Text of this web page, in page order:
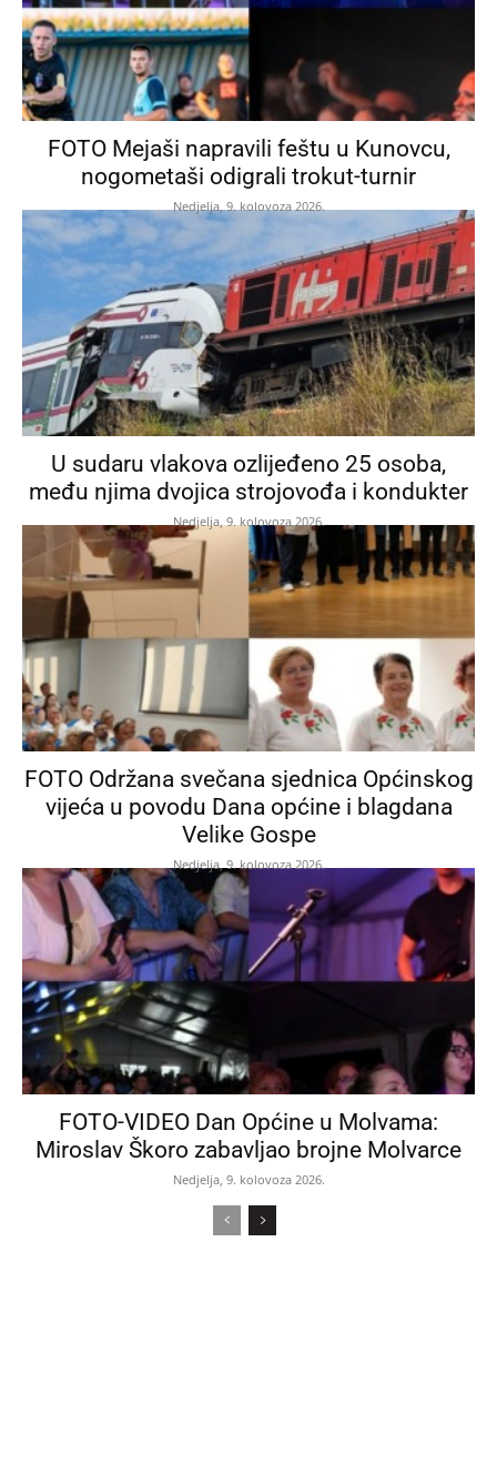
FOTO Mejaši napravili feštu u Kunovcu,
nogometaši odigrali trokut-turnir
Nedjelja, 9. kolovoza 2026.
U sudaru vlakova ozlijeđeno 25 osoba,
među njima dvojica strojovođa i kondukter
Nedjelja, 9. kolovoza 2026.
FOTO Održana svečana sjednica Općinskog
vijeća u povodu Dana općine i blagdana
Velike Gospe
Nedjelja, 9. kolovoza 2026.
FOTO-VIDEO Dan Općine u Molvama:
Miroslav Škoro zabavljao brojne Molvarce
Nedjelja, 9. kolovoza 2026.